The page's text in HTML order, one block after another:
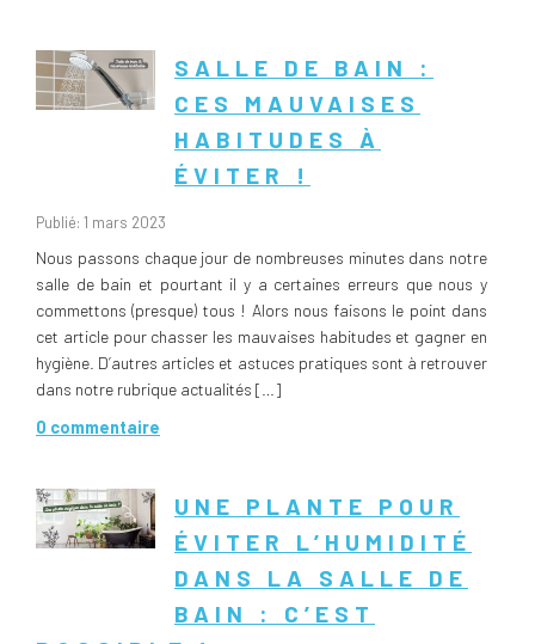
SALLE DE BAIN :
CES MAUVAISES
HABITUDES À
ÉVITER !
Publié: 1 mars 2023
Nous passons chaque jour de nombreuses minutes dans notre
salle de bain et pourtant il y a certaines erreurs que nous y
commettons (presque) tous ! Alors nous faisons le point dans
cet article pour chasser les mauvaises habitudes et gagner en
hygiène. D’autres articles et astuces pratiques sont à retrouver
dans notre rubrique actualités […]
0 commentaire
UNE PLANTE POUR
ÉVITER L’HUMIDITÉ
DANS LA SALLE DE
BAIN : C’EST